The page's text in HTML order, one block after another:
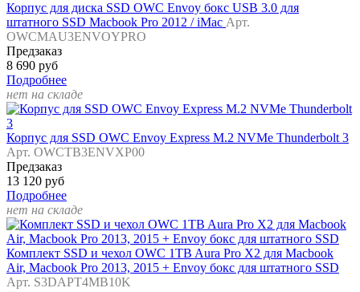
Корпус для диска SSD OWC Envoy бокс USB 3.0 для
штатного SSD Macbook Pro 2012 / iMac Арт.
OWCMAU3ENVOYPRO
Предзаказ
8 690 руб
Подробнее
нет на складе
Корпус для SSD OWC Envoy Express M.2 NVMe Thunderbolt 3
Арт. OWCTB3ENVXP00
Предзаказ
13 120 руб
Подробнее
нет на складе
Комплект SSD и чехол OWC 1TB Aura Pro X2 для Macbook
Air, Macbook Pro 2013, 2015 + Envoy бокс для штатного SSD
Арт. S3DAPT4MB10K